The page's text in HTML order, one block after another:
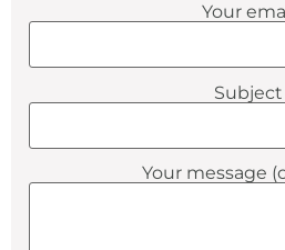
Your
Subject
Your message